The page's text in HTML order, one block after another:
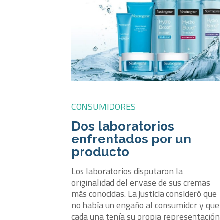
CONSUMIDORES
Dos laboratorios
enfrentados por un
producto
Los laboratorios disputaron la
originalidad del envase de sus cremas
más conocidas. La justicia consideró que
no había un engaño al consumidor y que
cada una tenía su propia